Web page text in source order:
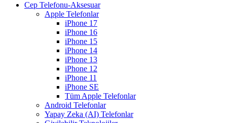
Cep Telefonu-Aksesuar
Apple Telefonlar
iPhone 17
iPhone 16
iPhone 15
iPhone 14
iPhone 13
iPhone 12
iPhone 11
iPhone SE
Tüm Apple Telefonlar
Android Telefonlar
Yapay Zeka (AI) Telefonlar